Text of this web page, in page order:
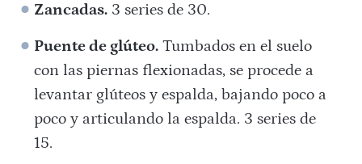
Zancadas. 3 series de 30.
Puente de glúteo. Tumbados en el suelo
con las piernas flexionadas, se procede a
levantar glúteos y espalda, bajando poco a
poco y articulando la espalda. 3 series de
15.